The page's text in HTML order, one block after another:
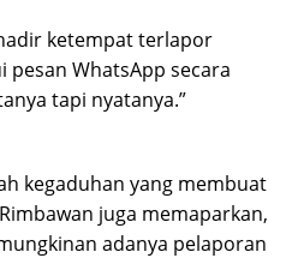
ketempat terlapor
pesan WhatsApp secara
tapi nyatanya.”
kegaduhan yang membuat
juga memaparkan,
adanya pelaporan